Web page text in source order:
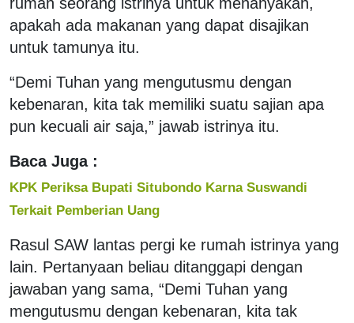
apakah ada makanan yang dapat disajikan
untuk tamunya itu.
“Demi Tuhan yang mengutusmu dengan
kebenaran, kita tak memiliki suatu sajian apa
pun kecuali air saja,” jawab istrinya itu.
Baca Juga :
KPK Periksa Bupati Situbondo Karna Suswandi
Terkait Pemberian Uang
Rasul SAW lantas pergi ke rumah istrinya yang
lain. Pertanyaan beliau ditanggapi dengan
jawaban yang sama, “Demi Tuhan yang
mengutusmu dengan kebenaran, kita tak